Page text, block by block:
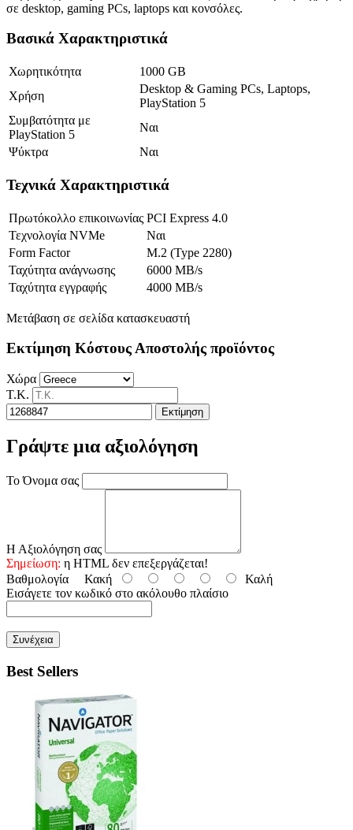
σε desktop, gaming PCs, laptops και κονσόλες.
Βασικά Χαρακτηριστικά
Χωρητικότητα
1000 GB
Χρήση
Desktop & Gaming PCs, Laptops,
PlayStation 5
Συμβατότητα με
PlayStation 5
Ναι
Ψύκτρα
Ναι
Τεχνικά Χαρακτηριστικά
Πρωτόκολλο επικοινωνίας PCI Express 4.0
Τεχνολογία NVMe
Ναι
Form Factor
M.2 (Type 2280)
Ταχύτητα ανάγνωσης
6000 MB/s
Ταχύτητα εγγραφής
4000 MB/s
Μετάβαση σε σελίδα κατασκευαστή
Εκτίμηση Κόστους Αποστολής προϊόντος
Χώρα
Τ.Κ.
Εκτίμηση
Γράψτε μια αξιολόγηση
Το Όνομα σας
Η Αξιολόγηση σας
Σημείωση: η HTML δεν επεξεργάζεται!
Βαθμολογία Κακή
Καλή
Εισάγετε τον κωδικό στο ακόλουθο πλαίσιο
Συνέχεια
Best Sellers